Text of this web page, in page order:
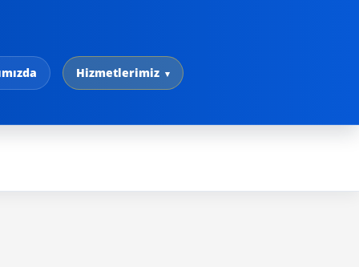
Hizmetlerimiz